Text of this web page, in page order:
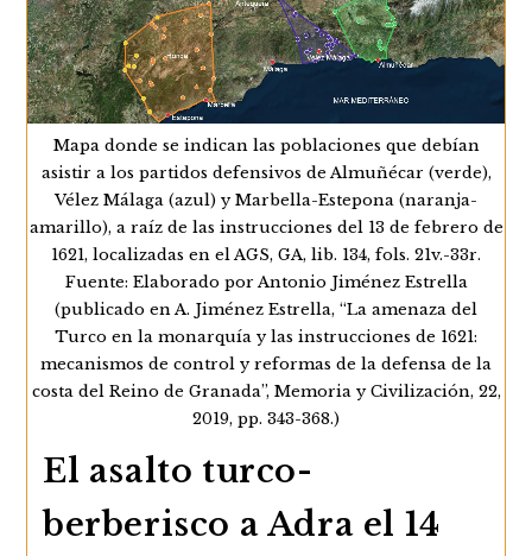
Continuar LeyendoLa
Armada
De
Guarda
Costa
Del
Reino
De
Granada
Y
Las
Galeras
España
Mapa donde se indican las poblaciones que debían
asistir a los partidos defensivos de Almuñécar (verde),
Vélez Málaga (azul) y Marbella-Estepona (naranja-
amarillo), a raíz de las instrucciones del 13 de febrero de
1621, localizadas en el AGS, GA, lib. 134, fols. 21v.-33r.
Fuente: Elaborado por Antonio Jiménez Estrella
(publicado en A. Jiménez Estrella, “La amenaza del
Turco en la monarquía y las instrucciones de 1621:
mecanismos de control y reformas de la defensa de la
costa del Reino de Granada”, Memoria y Civilización, 22,
2019, pp. 343-368.)
El asalto turco-
berberisco a Adra el 14